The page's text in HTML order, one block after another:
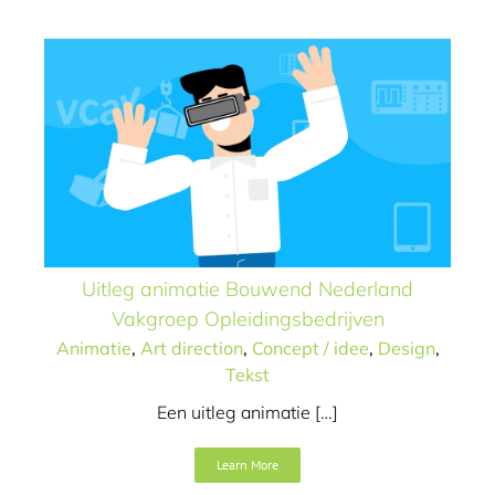
Uitleg animatie Bouwend Nederland
Vakgroep Opleidingsbedrijven
Animatie, Art direction, Concept / idee, Design,
Tekst
Een uitleg animatie […]
Learn More
Identity Journey